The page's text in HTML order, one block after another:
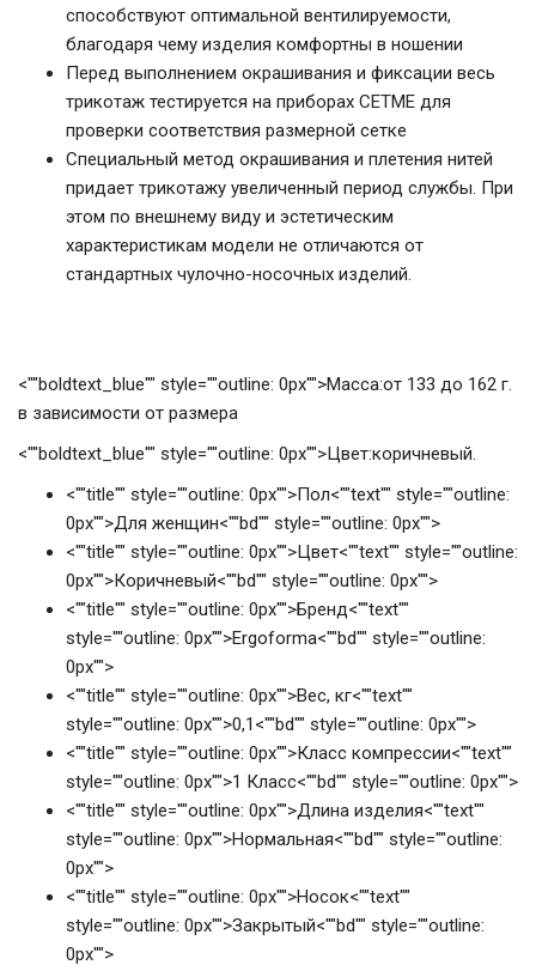
способствуют оптимальной вентилируемости,
благодаря чему изделия комфортны в ношении
Перед выполнением окрашивания и фиксации весь
трикотаж тестируется на приборах CETME для
проверки соответствия размерной сетке
Специальный метод окрашивания и плетения нитей
придает трикотажу увеличенный период службы. При
этом по внешнему виду и эстетическим
характеристикам модели не отличаются от
стандартных чулочно-носочных изделий.
<""boldtext_blue"" style=""outline: 0px"">Масса:от 133 до 162 г.
в зависимости от размера
<""boldtext_blue"" style=""outline: 0px"">Цвет:коричневый.
<""title"" style=""outline: 0px"">Пол<""text"" style=""outline:
0px"">Для женщин<""bd"" style=""outline: 0px"">
<""title"" style=""outline: 0px"">Цвет<""text"" style=""outline:
0px"">Коричневый<""bd"" style=""outline: 0px"">
<""title"" style=""outline: 0px"">Бренд<""text""
style=""outline: 0px"">Ergoforma<""bd"" style=""outline:
0px"">
<""title"" style=""outline: 0px"">Вес, кг<""text""
style=""outline: 0px"">0,1<""bd"" style=""outline: 0px"">
<""title"" style=""outline: 0px"">Класс компрессии<""text""
style=""outline: 0px"">1 Класс<""bd"" style=""outline: 0px"">
<""title"" style=""outline: 0px"">Длина изделия<""text""
style=""outline: 0px"">Нормальная<""bd"" style=""outline:
0px"">
<""title"" style=""outline: 0px"">Носок<""text""
style=""outline: 0px"">Закрытый<""bd"" style=""outline:
0px"">